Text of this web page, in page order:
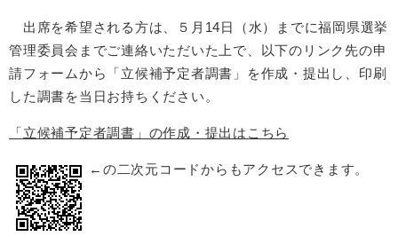
出席を希望される方は、５月14日（水）までに福岡県選挙
管理委員会までご連絡いただいた上で、以下のリンク先の申
請フォームから「立候補予定者調書」を作成・提出し、印刷
した調書を当日お持ちください。
「立候補予定者調書」の作成・提出はこちら
←の二次元コードからもアクセスできます。